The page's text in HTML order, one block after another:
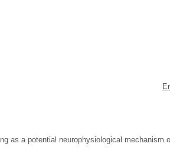
as a potential neurophysiological mechanism